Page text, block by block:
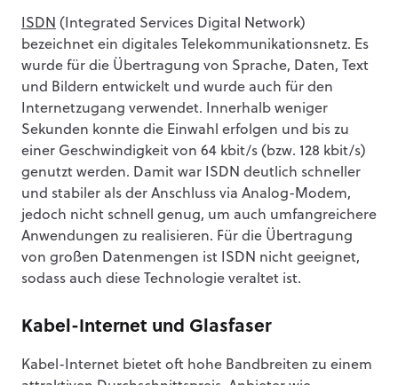
ISDN (Integrated Services Digital Network)
bezeichnet ein digitales Telekommunikationsnetz. Es
wurde für die Übertragung von Sprache, Daten, Text
und Bildern entwickelt und wurde auch für den
Internetzugang verwendet. Innerhalb weniger
Sekunden konnte die Einwahl erfolgen und bis zu
einer Geschwindigkeit von 64 kbit/s (bzw. 128 kbit/s)
genutzt werden. Damit war ISDN deutlich schneller
und stabiler als der Anschluss via Analog-Modem,
jedoch nicht schnell genug, um auch umfangreichere
Anwendungen zu realisieren. Für die Übertragung
von großen Datenmengen ist ISDN nicht geeignet,
sodass auch diese Technologie veraltet ist.
Kabel-Internet und Glasfaser
Kabel-Internet bietet oft hohe Bandbreiten zu einem